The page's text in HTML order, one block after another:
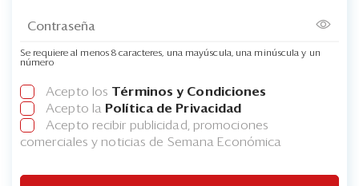
Se requiere al menos 8 caracteres, una mayúscula, una minúscula y un
número
Acepto los Términos y Condiciones
Acepto la Política de Privacidad
Acepto recibir publicidad, promociones
comerciales y noticias de Semana Económica